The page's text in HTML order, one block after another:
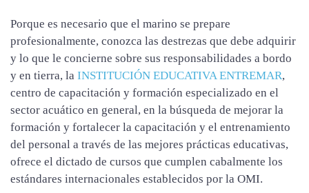
Porque es necesario que el marino se prepare
profesionalmente, conozca las destrezas que debe adquirir
y lo que le concierne sobre sus responsabilidades a bordo
y en tierra, la INSTITUCIÓN EDUCATIVA ENTREMAR,
centro de capacitación y formación especializado en el
sector acuático en general, en la búsqueda de mejorar la
formación y fortalecer la capacitación y el entrenamiento
del personal a través de las mejores prácticas educativas,
ofrece el dictado de cursos que cumplen cabalmente los
estándares internacionales establecidos por la OMI.